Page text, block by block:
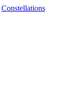
Constellations